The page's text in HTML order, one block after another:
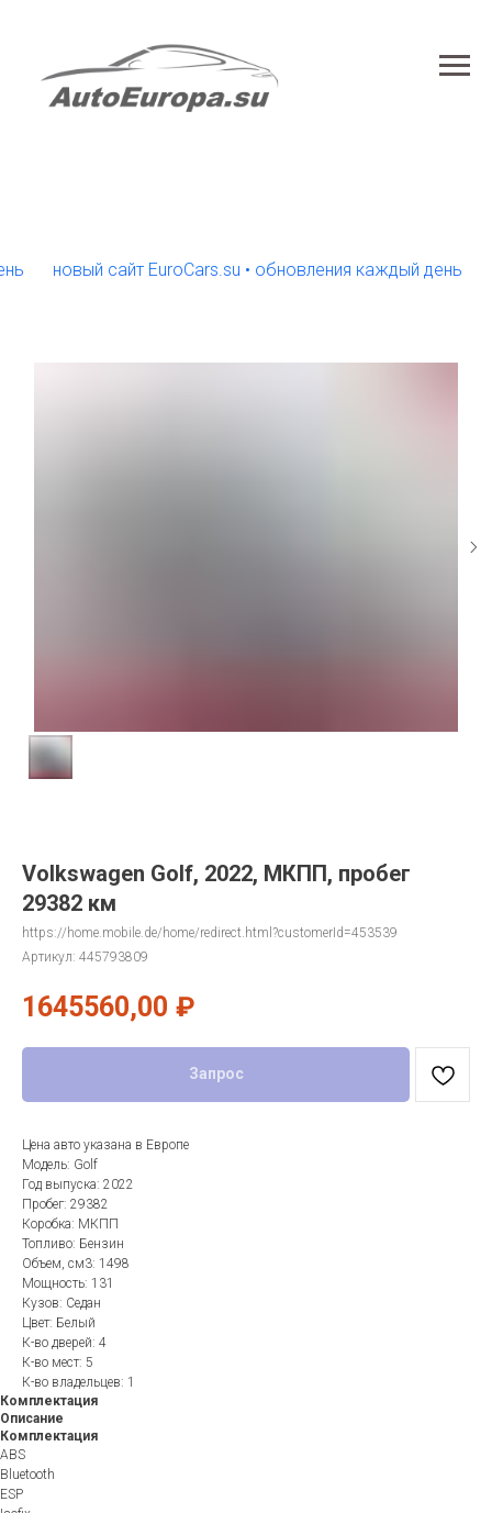
новый сайт EuroCars.su • обновления каждый день
Volkswagen Golf, 2022, МКПП, пробег
29382 км
https://home.mobile.de/home/redirect.html?customerId=453539
Артикул: 445793809
1645560,00 ₽
Запрос
Цена авто указана в Европе
Модель: Golf
Год выпуска: 2022
Пробег: 29382
Коробка: МКПП
Топливо: Бензин
Объем, см3: 1498
Мощность: 131
Кузов: Седан
Цвет: Белый
К-во дверей: 4
К-во мест: 5
К-во владельцев: 1
Комплектация
Описание
Комплектация
ABS
Bluetooth
ESP